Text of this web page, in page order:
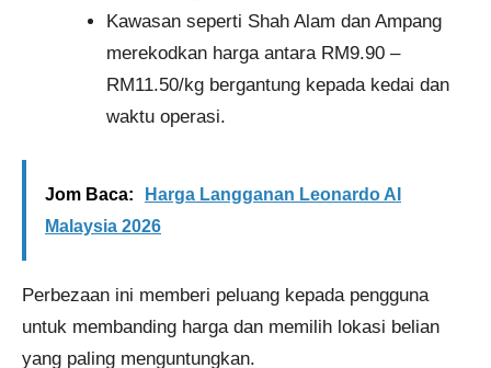
Kawasan seperti Shah Alam dan Ampang
merekodkan harga antara RM9.90 –
RM11.50/kg bergantung kepada kedai dan
waktu operasi.
Jom Baca:
Harga Langganan Leonardo AI
Malaysia 2026
Perbezaan ini memberi peluang kepada pengguna
untuk membanding harga dan memilih lokasi belian
yang paling menguntungkan.